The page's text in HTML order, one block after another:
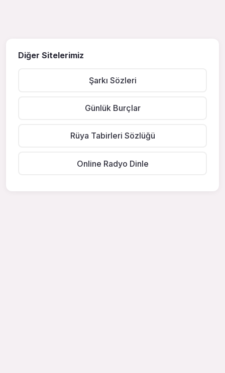
Diğer Sitelerimiz
Şarkı Sözleri
Günlük Burçlar
Rüya Tabirleri Sözlüğü
Online Radyo Dinle